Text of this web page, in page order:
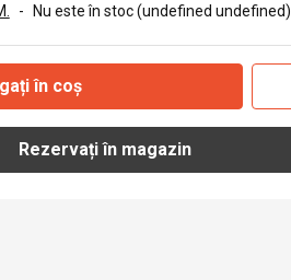
- Nu este în stoc (undefined undefined)
în coș
Rezervați în magazin